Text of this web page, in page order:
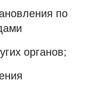
по
органов;